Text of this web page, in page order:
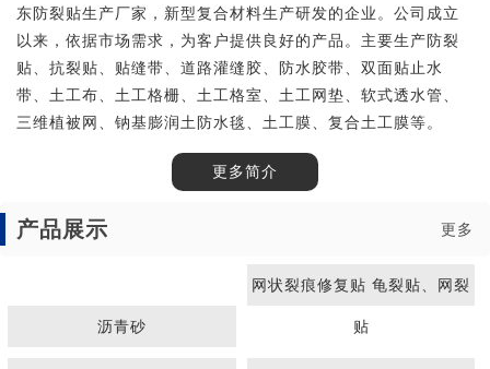
东防裂贴生产厂家，新型复合材料生产研发的企业。公司成立
以来，依据市场需求，为客户提供良好的产品。主要生产防裂
贴、抗裂贴、贴缝带、道路灌缝胶、防水胶带、双面贴止水
带、土工布、土工格栅、土工格室、土工网垫、软式透水管、
三维植被网、钠基膨润土防水毯、土工膜、复合土工膜等。
更多简介
产品展示 更多
沥青砂
网状裂痕修复贴 龟裂贴、网裂
贴